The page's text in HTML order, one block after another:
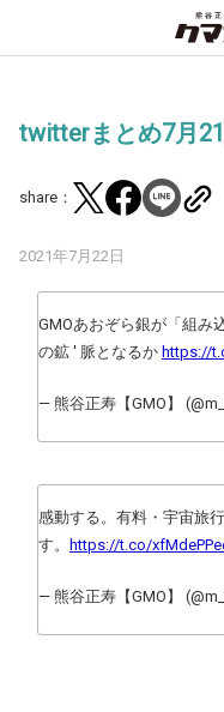
twitterまとめ7月
share：
2021年7月22日
GMOあおぞら銀が「組み
の鉱 ' 脈となるか https://
— 熊谷正寿【GMO】
感動する。有料・宇宙旅
す。
https://t.co/
— 熊谷正寿【GMO】